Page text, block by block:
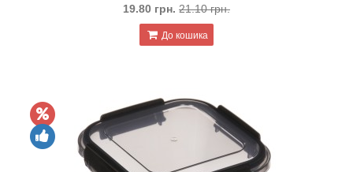
19.80 грн. 21.10 грн.
До кошика